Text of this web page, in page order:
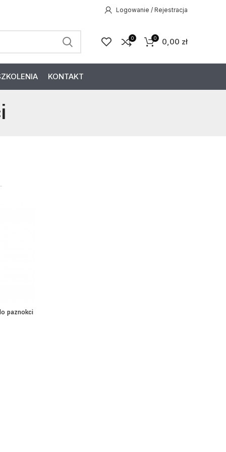
Logowanie / Rejestracja
0 0 0,00 zł
KONTAKT
paznokci